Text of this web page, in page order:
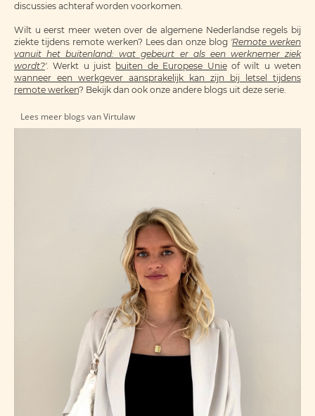
discussies achteraf worden voorkomen.
Wilt u eerst meer weten over de algemene Nederlandse regels bij
ziekte tijdens remote werken? Lees dan onze blog 'Remote werken
vanuit het buitenland: wat gebeurt er als een werknemer ziek
wordt?'. Werkt u juist buiten de Europese Unieof wilt u weten
wanneer een werkgever aansprakelijk kan zijn bij letsel tijdens
remote werken? Bekijk dan ook onze andere blogs uit deze serie.
Lees meer blogs van Virtulaw